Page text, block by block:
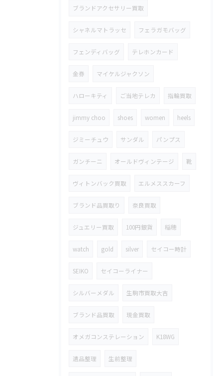
ブランドアクセサリー買取
シャネルマトラッセ フェラガモバッグ
フェンディバッグ テレホンカード
金券 マイケルジャクソン
ハローキティ ご当地テレカ 指輪買取
jimmy choo shoes women heels
ジミーチュウ サンダル パンプス
ガンチーニ オールドヴィンテージ 靴
ヴィトンバック買取 エルメススカーフ
ブランド品買取り 奈良買取
ジュエリー買取 100円銀貨 稲穂
watch gold silver セイコー時計
SEIKO セイコーライナー
シルバーメダル 生駒市買取大吉
ブランド品買取 現金買取
オメガコンステレーション K18WG
遺品整理 生前整理